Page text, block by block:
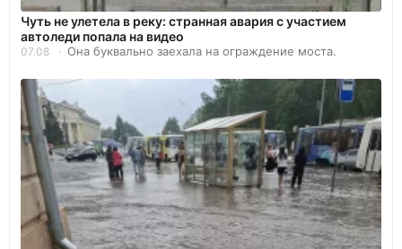
Чуть не улетела в реку: странная авария с участием
автоледи попала на видео
07.08 Она буквально заехала на ограждение моста.